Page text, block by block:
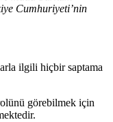
Cumhuriyeti’nin
ilgili hiçbir saptama
görebilmek için